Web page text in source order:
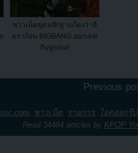
ชาวเน็ตขุดหลักฐานโยงว่าจี
ดราก้อน BIGBANG ออกเดท
กับจูยอน!!
Previous
core ชาวเน็ต รายการ, ไอดอลกรุ๊ป
Read 34484 articles by KPOP